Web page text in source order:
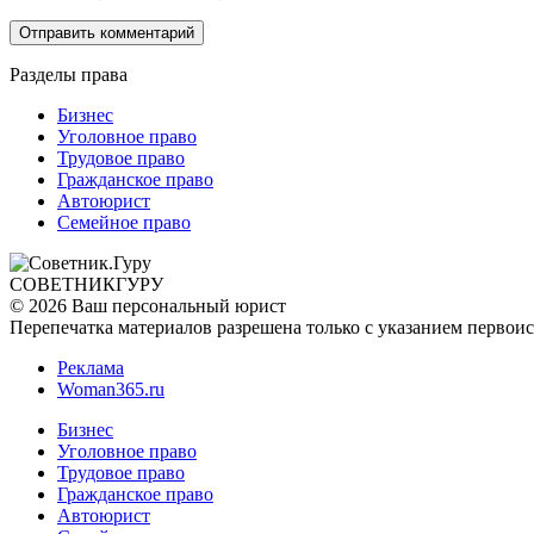
Разделы права
Бизнес
Уголовное право
Трудовое право
Гражданское право
Автоюрист
Семейное право
СОВЕТНИКГУРУ
© 2026 Ваш персональный юрист
Перепечатка материалов разрешена только с указанием
Реклама
Woman365.ru
Бизнес
Уголовное право
Трудовое право
Гражданское право
Автоюрист